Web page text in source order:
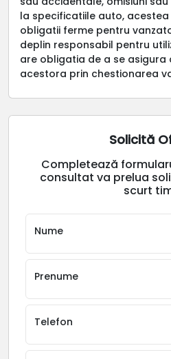
la specificatiile auto,
obligatii ferme pentru
deplin responsabil pentru
are obligatia de a se asigura
acestora prin chestionarea
Solicită
Completează
consultat va prelua
scurt
Nume
Prenume
Telefon